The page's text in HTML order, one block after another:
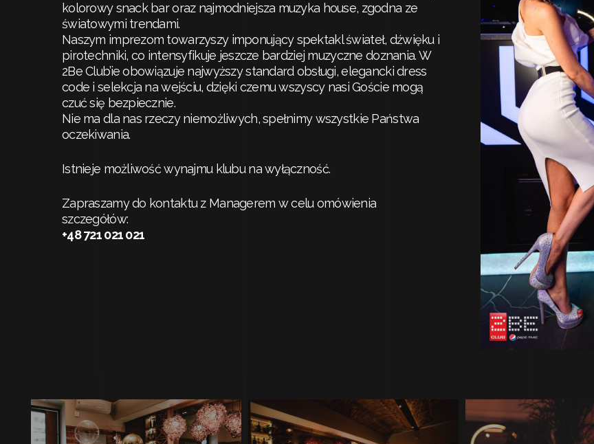
kolorowy snack bar oraz najmodniejsza muzyka house, zgodna ze
światowymi trendami.
Naszym imprezom towarzyszy imponujący spektakl świateł, dźwięku i
pirotechniki, co intensyfikuje jeszcze bardziej muzyczne doznania. W
2Be Club’ie obowiązuje najwyższy standard obsługi, elegancki dress
code i selekcja na wejściu, dzięki czemu wszyscy nasi Goście mogą
czuć się bezpiecznie.
Nie ma dla nas rzeczy niemożliwych, spełnimy wszystkie Państwa
oczekiwania.
Istnieje możliwość wynajmu klubu na wyłączność.
Zapraszamy do kontaktu z Managerem w celu omówienia
szczegółów:
+48 721 021 021